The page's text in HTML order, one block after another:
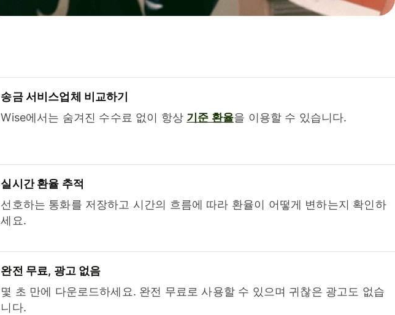
송금 서비스업체 비교하기
Wise에서는 숨겨진 수수료 없이 항상 기준 환율을 이용할 수 있습니다.
실시간 환율 추적
선호하는 통화를 저장하고 시간의 흐름에 따라 환율이 어떻게 변하는지 확인하
세요.
완전 무료, 광고 없음
몇 초 만에 다운로드하세요. 완전 무료로 사용할 수 있으며 귀찮은 광고도 없습
니다.